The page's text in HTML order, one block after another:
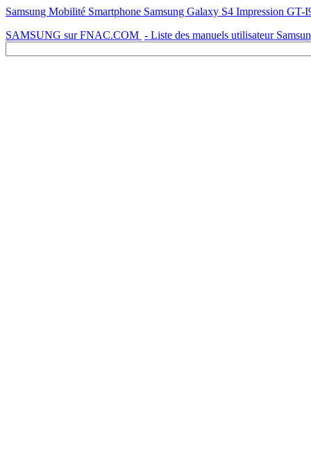
Samsung Mobilité Smartphone Samsung Galaxy S4 Impression GT-
SAMSUNG sur FNAC.COM - Liste des manuels utilisateur